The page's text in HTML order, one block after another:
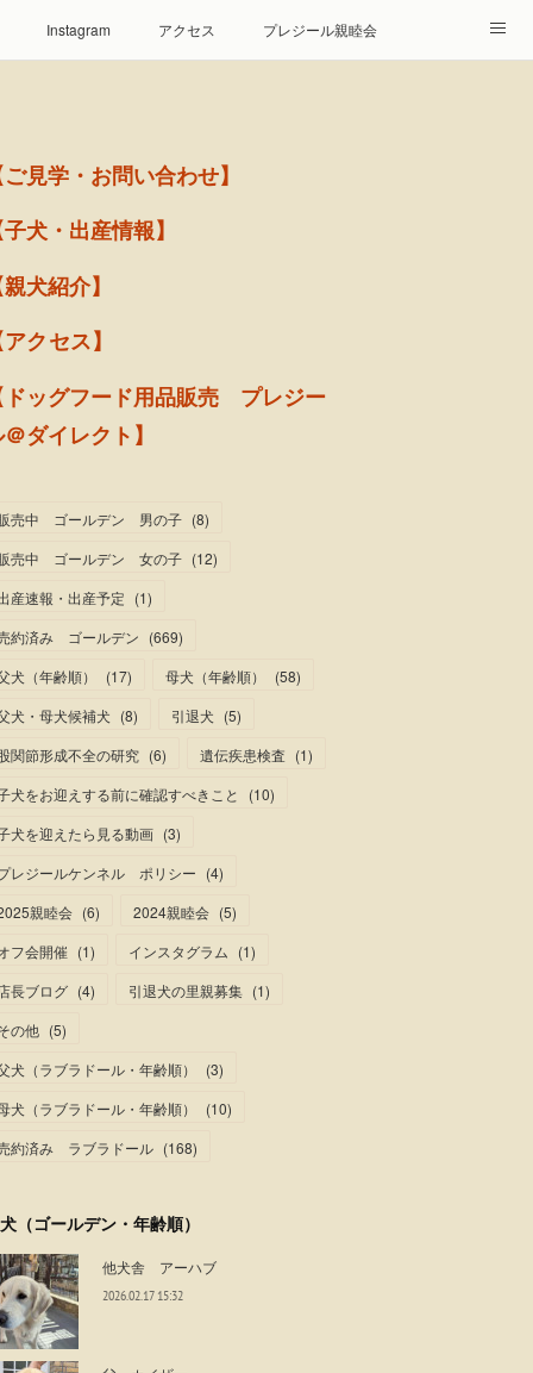
Instagram アクセス プレジール親睦会
見学・お問い合わせ】
犬・出産情報】
犬紹介】
クセス】
ドッグフード用品販売 プレジー
ダイレクト】
売中 ゴールデン 男の子 (8)
売中 ゴールデン 女の子 (12)
産速報・出産予定 (1)
約済み ゴールデン (669)
犬（年齢順）
(17) 母犬（年齢順） (58)
犬・母犬候補犬 (8) 引退犬 (5)
関節形成不全の研究 (6) 遺伝疾患検査 (1)
犬をお迎えする前に確認すべきこと
(10)
犬を迎えたら見る動画 (3)
レジールケンネル ポリシー (4)
親睦会 (6) 2024親睦会 (5)
フ会開催 (1) インスタグラム (1)
長ブログ (4) 引退犬の里親募集 (1)
の他 (5)
犬（ラブラドール・年齢順）
(3)
犬（ラブラドール・年齢順）
(10)
約済み ラブラドール (168)
（ゴールデン・年齢順）
他犬舎 アーハブ
2026.02.17 15:32